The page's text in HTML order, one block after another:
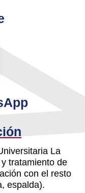
La
tratamiento de
con el resto
espalda).